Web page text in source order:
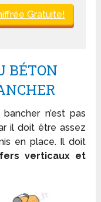
Gratuite!
BÉTON
n’est pas
il doit être assez
en place. Il doit
verticaux et